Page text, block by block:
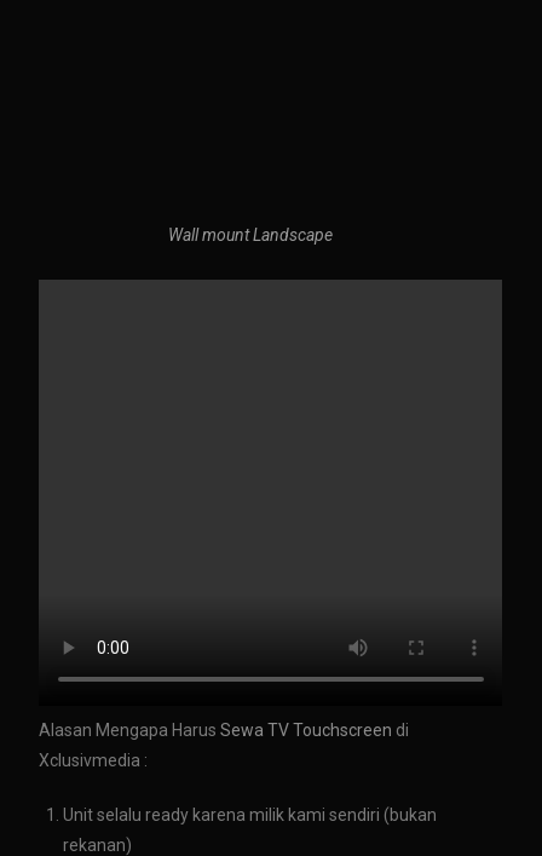
Wall mount Landscape
Alasan Mengapa HarusSewa TV Touchscreen di
Xclusivmedia :
Unit selalu ready karena milik kami sendiri (bukan
rekanan)